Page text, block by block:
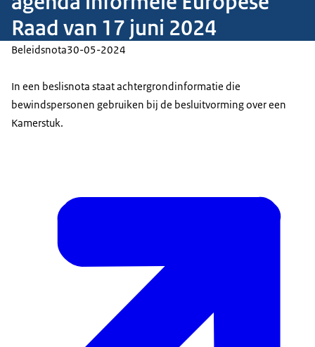
Raad van 17 juni 2024
Beleidsnota30-05-2024
In een beslisnota staat achtergrondinformatie die
bewindspersonen gebruiken bij de besluitvorming over een
Kamerstuk.